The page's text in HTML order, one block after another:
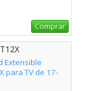
Comprar
Extensible
para TV de 17-